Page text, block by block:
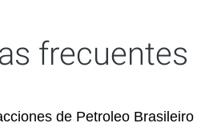
frecuentes
de Petroleo Brasileiro